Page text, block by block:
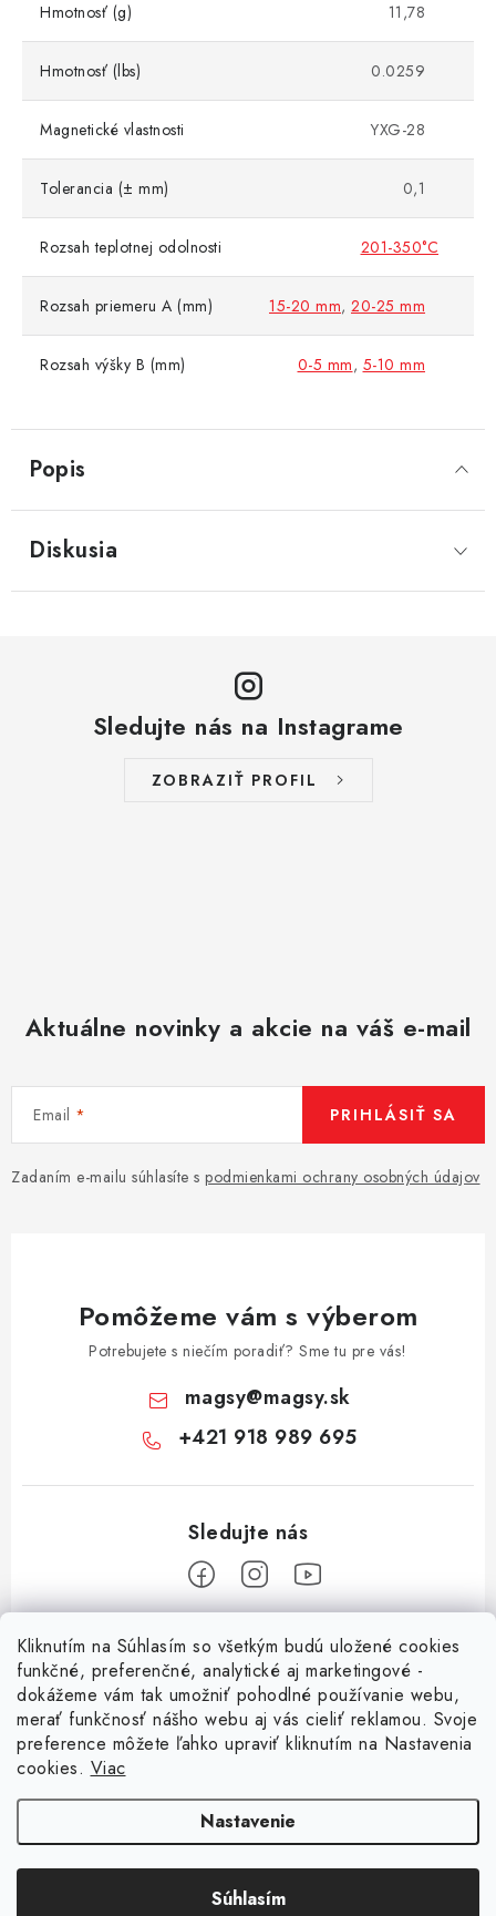
Kliknutím na Súhlasím so všetkým budú uložené cookies
funkčné, preferenčné, analytické aj marketingové -
dokážeme vám tak umožniť pohodlné používanie webu,
merať funkčnosť nášho webu aj vás cieliť reklamou. Svoje
preference môžete ľahko upraviť kliknutím na Nastavenia
cookies. Viac
Nastavenie
Súhlasím
Popis
Hmotnosť (g) 11,78
Hmotnosť (lbs) 0.0259
Magnetické vlastnosti YXG-28
Tolerancia (± mm) 0,1
Rozsah teplotnej odolnosti 201-350°C
Rozsah priemeru A (mm) 15-20 mm, 20-25 mm
Rozsah výšky B (mm) 0-5 mm, 5-10 mm
Diskusia
Sledujte nás na Instagrame
ZOBRAZIŤ PROFIL
Aktuálne novinky a akcie na váš e-mail
Email
Zadaním e-mailu súhlasíte s podmienkami ochrany osobných údajov
PRIHLÁSIŤ SA
Pomôžeme vám s výberom
Potrebujete s niečím poradiť? Sme tu pre vás!
magsy@magsy.sk
+421 918 989 695
Informácie pre vás
O nás
Obchodné podmienky
Facebook
. Všetky práva vyhradené.